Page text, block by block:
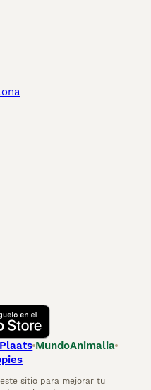
MundoAnimalia
sitio para mejorar tu